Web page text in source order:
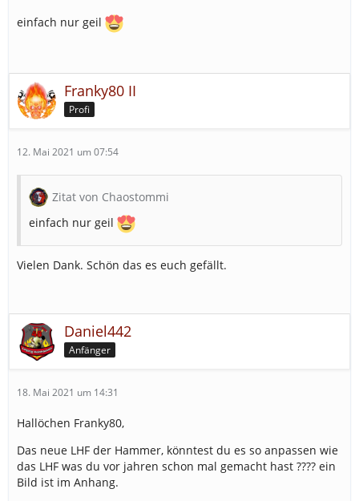
einfach nur geil
Franky80 II
Profi
12. Mai 2021 um 07:54
Zitat von Chaostommi
einfach nur geil
Vielen Dank. Schön das es euch gefällt.
Daniel442
Anfänger
18. Mai 2021 um 14:31
Hallöchen Franky80,
Das neue LHF der Hammer, könntest du es so anpassen wie
das LHF was du vor jahren schon mal gemacht hast ???? ein
Bild ist im Anhang.